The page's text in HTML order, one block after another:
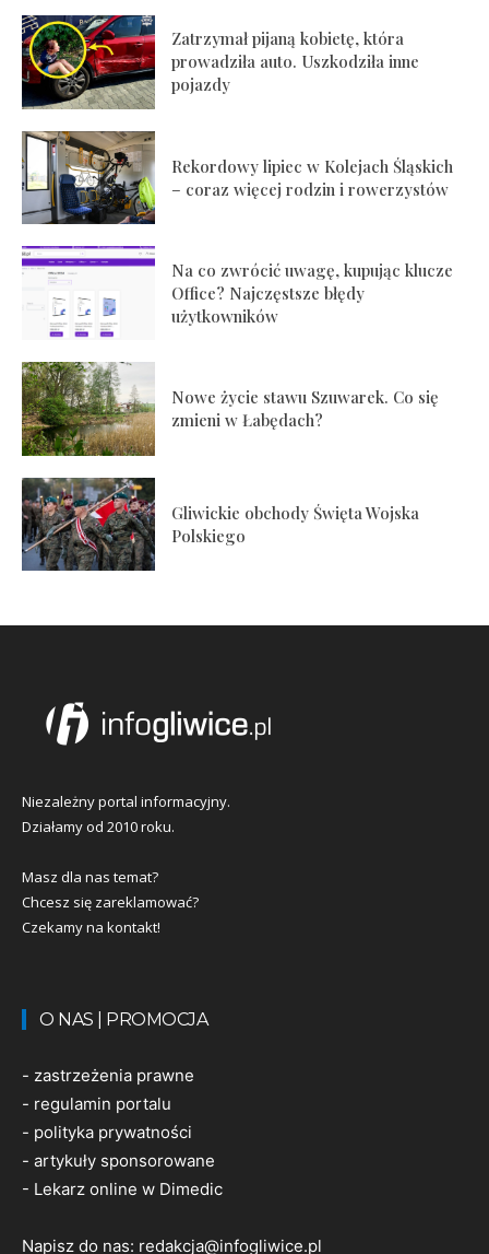
Zatrzymał pijaną kobietę, która
prowadziła auto. Uszkodziła inne
pojazdy
Rekordowy lipiec w Kolejach Śląskich
– coraz więcej rodzin i rowerzystów
Na co zwrócić uwagę, kupując klucze
Office? Najczęstsze błędy
użytkowników
Nowe życie stawu Szuwarek. Co się
zmieni w Łabędach?
Gliwickie obchody Święta Wojska
Polskiego
Niezależny portal informacyjny.
Działamy od 2010 roku.
Masz dla nas temat?
Chcesz się zareklamować?
Czekamy na kontakt!
O NAS | PROMOCJA
- zastrzeżenia prawne
- regulamin portalu
- polityka prywatności
- artykuły sponsorowane
- Lekarz online w Dimedic
Napisz do nas: redakcja@infogliwice.pl